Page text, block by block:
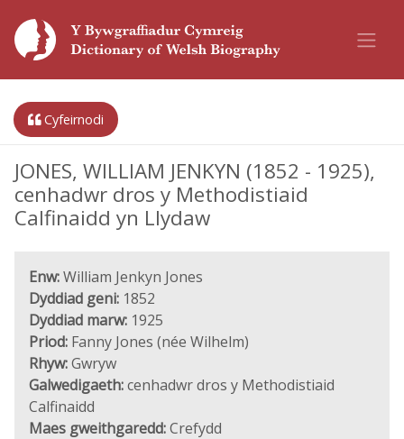
Cyfeirnodi
JONES, WILLIAM JENKYN (1852 - 1925),
cenhadwr dros y Methodistiaid
Calfinaidd yn Llydaw
Enw:William Jenkyn Jones
Dyddiad geni: 1852
Dyddiad marw: 1925
Priod: Fanny Jones (née Wilhelm)
Rhyw:Gwryw
Galwedigaeth:cenhadwr dros y Methodistiaid
Calfinaidd
Maes gweithgaredd:Crefydd